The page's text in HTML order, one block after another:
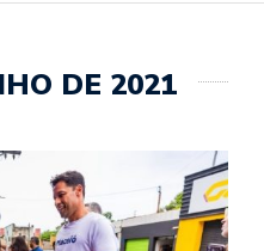
DE 2021